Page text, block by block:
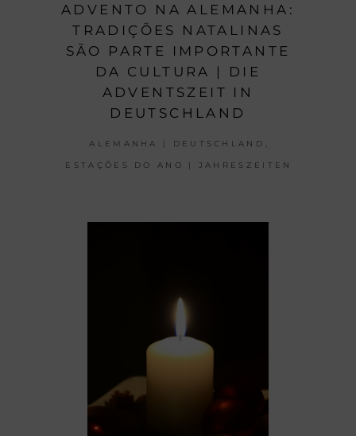
ADVENTO NA ALEMANHA:
TRADIÇÕES NATALINAS
SÃO PARTE IMPORTANTE
DA CULTURA | DIE
ADVENTSZEIT IN
DEUTSCHLAND
ALEMANHA | DEUTSCHLAND
ESTAÇÕES DO ANO | JAHRESZEITEN